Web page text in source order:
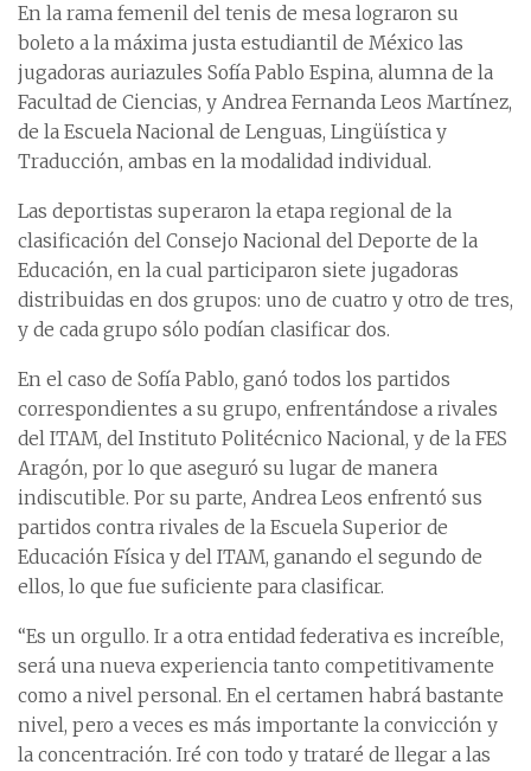
En la rama femenil del tenis de mesa lograron su
boleto a la máxima justa estudiantil de México las
jugadoras auriazules Sofía Pablo Espina, alumna de la
Facultad de Ciencias, y Andrea Fernanda Leos Martínez,
de la Escuela Nacional de Lenguas, Lingüística y
Traducción, ambas en la modalidad individual.
Las deportistas superaron la etapa regional de la
clasificación del Consejo Nacional del Deporte de la
Educación, en la cual participaron siete jugadoras
distribuidas en dos grupos: uno de cuatro y otro de tres,
y de cada grupo sólo podían clasificar dos.
En el caso de Sofía Pablo, ganó todos los partidos
correspondientes a su grupo, enfrentándose a rivales
del ITAM, del Instituto Politécnico Nacional, y de la FES
Aragón, por lo que aseguró su lugar de manera
indiscutible. Por su parte, Andrea Leos enfrentó sus
partidos contra rivales de la Escuela Superior de
Educación Física y del ITAM, ganando el segundo de
ellos, lo que fue suficiente para clasificar.
“Es un orgullo. Ir a otra entidad federativa es increíble,
será una nueva experiencia tanto competitivamente
como a nivel personal. En el certamen habrá bastante
nivel, pero a veces es más importante la convicción y
la concentración. Iré con todo y trataré de llegar a las